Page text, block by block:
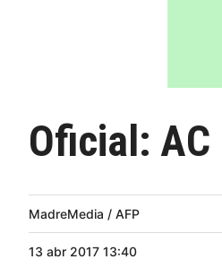
Oficial:
MadreMedia / AFP
13 abr 2017 13:40